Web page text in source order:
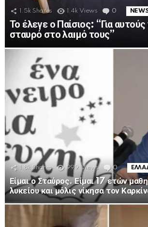
1.5k Shares 1.4k Views 0
Το έλεγε ο Παίσιος: “Για
σταυρό στο λαıμό τους”
1.8k Shares 999 Views 0
Είμαι ο Σταύρος. Είμαι 17 ετών
λυκείου και μόλις νίκησα τον